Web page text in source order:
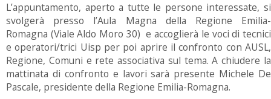
L’appuntamento, aperto a tutte le persone interessate, si
svolgerà presso l’Aula Magna della Regione Emilia-
Romagna (Viale Aldo Moro 30) e accoglierà le voci di tecnici
e operatori/trici Uisp per poi aprire il confronto con AUSL,
Regione, Comuni e rete associativa sul tema. A chiudere la
mattinata di confronto e lavori sarà presente Michele De
Pascale, presidente della Regione Emilia-Romagna.